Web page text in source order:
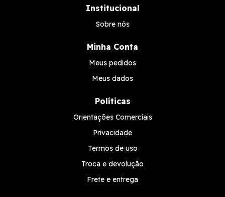
Institucional
Sobre nós
Minha Conta
Meus pedidos
Meus dados
Políticas
Orientações Comerciais
Privacidade
Termos de uso
Troca e devolução
Frete e entrega